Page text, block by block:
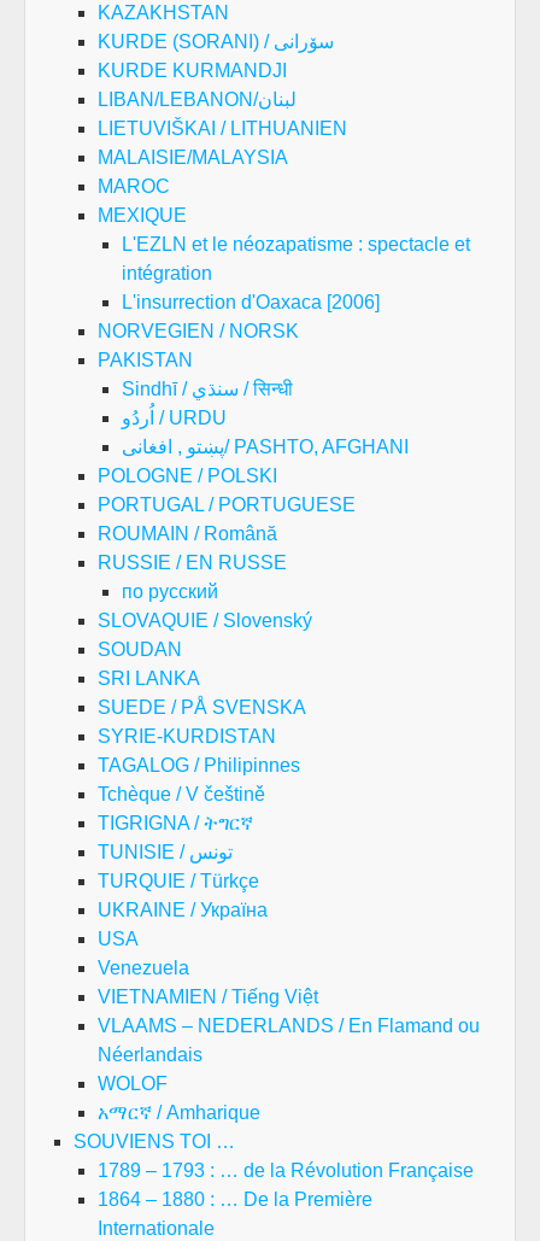
KAZAKHSTAN
KURDE (SORANI) / سۆرانی
KURDE KURMANDJI
LIBAN/LEBANON/لبنان
LIETUVIŠKAI / LITHUANIEN
MALAISIE/MALAYSIA
MAROC
MEXIQUE
L'EZLN et le néozapatisme : spectacle et
intégration
L'insurrection d'Oaxaca [2006]
NORVEGIEN / NORSK
PAKISTAN
Sindhī / سنڌي / सिन्धी
اُردُو / URDU
پښتو , افغانی/ PASHTO, AFGHANI
POLOGNE / POLSKI
PORTUGAL / PORTUGUESE
ROUMAIN / Română
RUSSIE / EN RUSSE
по русский
SLOVAQUIE / Slovenský
SOUDAN
SRI LANKA
SUEDE / PÅ SVENSKA
SYRIE-KURDISTAN
TAGALOG / Philipinnes
Tchèque / V češtině
TIGRIGNA / ትግርኛ
TUNISIE / تونس
TURQUIE / Türkçe
UKRAINE / Україна
USA
Venezuela
VIETNAMIEN / Tiếng Việt
VLAAMS – NEDERLANDS / En Flamand ou
Néerlandais
WOLOF
አማርኛ / Amharique
SOUVIENS TOI …
1789 – 1793 : … de la Révolution Française
1864 – 1880 : … De la Première
Internationale